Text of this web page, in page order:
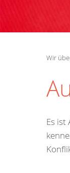
Wir
Es ist